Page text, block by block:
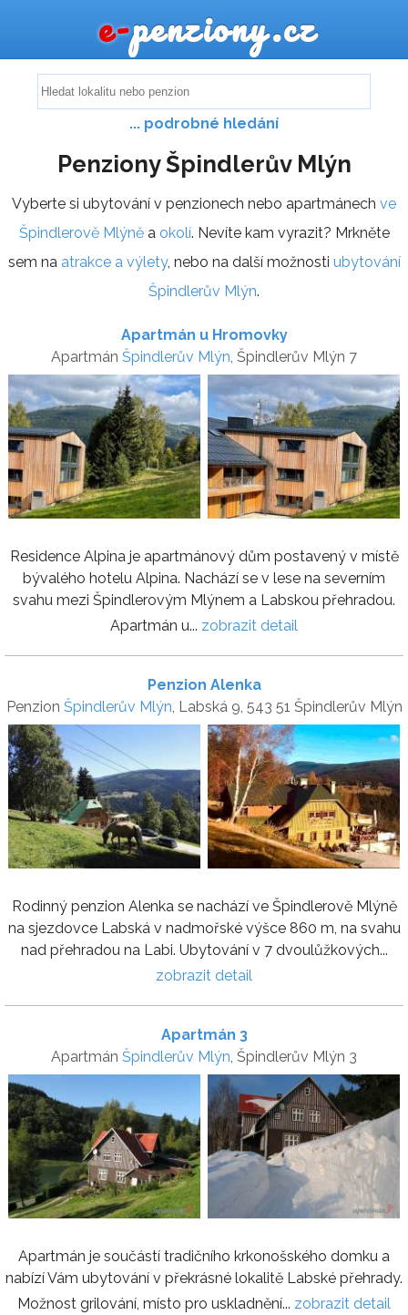
e-penziony.cz
... podrobné hledání
Penziony Špindlerův Mlýn
Vyberte si ubytování v penzionech nebo apartmánech ve
Špindlerově Mlýněa okolí. Nevíte kam vyrazit? Mrkněte
sem na atrakce a výlety, nebo na další možnosti ubytování
Špindlerův Mlýn.
Apartmán u Hromovky
Apartmán Špindlerův Mlýn , Špindlerův Mlýn 7
Residence Alpina je apartmánový dům postavený v místě
bývalého hotelu Alpina. Nachází se v lese na severním
svahu mezi Špindlerovým Mlýnem a Labskou přehradou.
Apartmán u... zobrazit detail
Penzion Alenka
Penzion Špindlerův Mlýn, Labská 9, 543 51 Špindlerův Mlýn
Rodinný penzion Alenka se nachází ve Špindlerově Mlýně
na sjezdovce Labská v nadmořské výšce 860 m, na svahu
nad přehradou na Labi. Ubytování v 7 dvoulůžkových...
zobrazit detail
Apartmán 3
Apartmán Špindlerův Mlýn, Špindlerův Mlýn 3
Apartmán je součástí tradičního krkonošského domku a
nabízí Vám ubytování v překrásné lokalitě Labské přehrady.
Možnost grilování, místo pro uskladnění... zobrazit detail